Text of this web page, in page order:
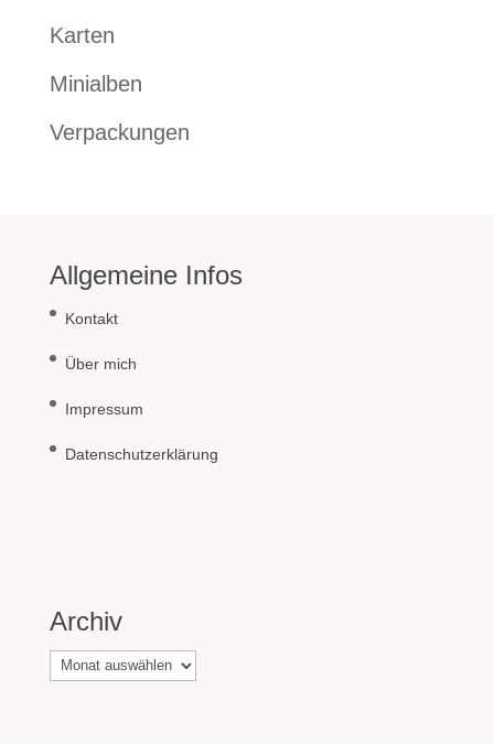
Karten
Minialben
Verpackungen
Allgemeine Infos
Kontakt
Über mich
Impressum
Datenschutzerklärung
Archiv
Archiv